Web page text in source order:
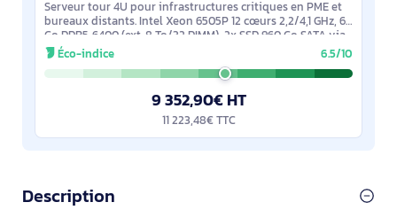
Serveur tour 4U pour infrastructures critiques en PME et
bureaux distants. Intel Xeon 6505P 12 cœurs 2,2/4,1 GHz, 64
Go DDR5‑6400 (ext. 8 To/32 DIMM), 2x SSD 960 Go SATA via
contrôleur RAID MR408i‑o,
Éco-indice 6.5/10
9 352,90€ HT
11 223,48€ TTC
Description